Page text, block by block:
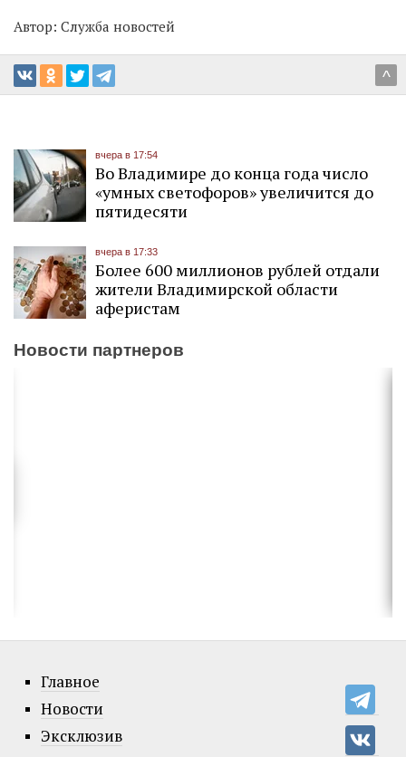
Автор: Служба новостей
^
вчера в 17:54
Во Владимире до конца года число
«умных светофоров» увеличится до
пятидесяти
вчера в 17:33
Более 600 миллионов рублей отдали
жители Владимирской области
аферистам
Новости партнеров
Главное
Новости
Эксклюзив